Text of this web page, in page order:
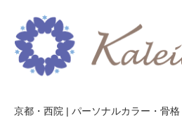
京都・西院 | パーソナルカラー・骨